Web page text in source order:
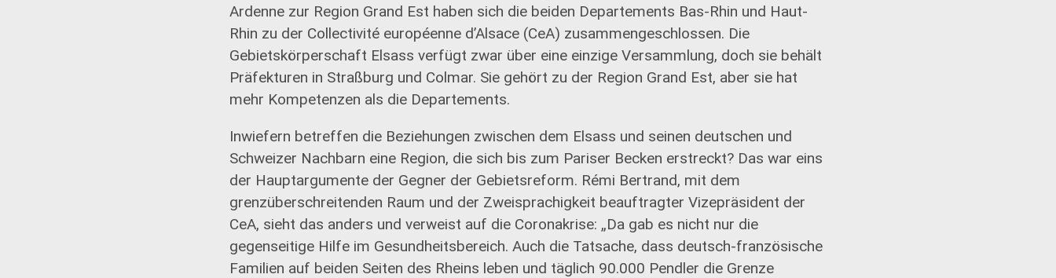
Ardenne zur Region Grand Est haben sich die beiden Departements Bas-Rhin und Haut-
Rhin zu der Collectivité européenne d’Alsace (CeA) zusammengeschlossen. Die
Gebietskörperschaft Elsass verfügt zwar über eine einzige Versammlung, doch sie behält
Präfekturen in Straßburg und Colmar. Sie gehört zu der Region Grand Est, aber sie hat
mehr Kompetenzen als die Departements.
Inwiefern betreffen die Beziehungen zwischen dem Elsass und seinen deutschen und
Schweizer Nachbarn eine Region, die sich bis zum Pariser Becken erstreckt? Das war eins
der Hauptargumente der Gegner der Gebietsreform. Rémi Bertrand, mit dem
grenzüberschreitenden Raum und der Zweisprachigkeit beauftragter Vizepräsident der
CeA, sieht das anders und verweist auf die Coronakrise: „Da gab es nicht nur die
gegenseitige Hilfe im Gesundheitsbereich. Auch die Tatsache, dass deutsch-französische
Familien auf beiden Seiten des Rheins leben und täglich 90.000 Pendler die Grenze